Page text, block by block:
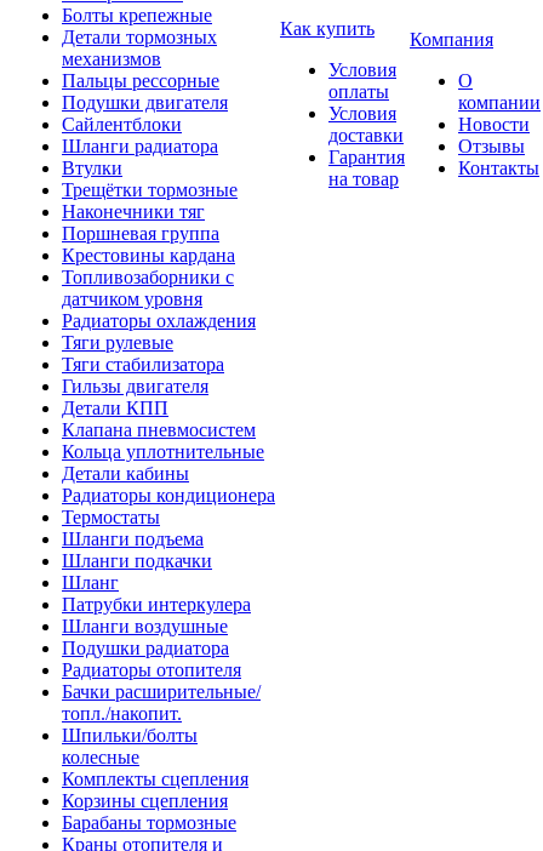
Болты крепежные
Детали тормозных
механизмов
Пальцы рессорные
Подушки двигателя
Сайлентблоки
Шланги радиатора
Втулки
Трещётки тормозные
Наконечники тяг
Поршневая группа
Крестовины кардана
Топливозаборники с
датчиком уровня
Радиаторы охлаждения
Тяги рулевые
Тяги стабилизатора
Гильзы двигателя
Детали КПП
Клапана пневмосистем
Кольца уплотнительные
Детали кабины
Радиаторы кондиционера
Термостаты
Шланги подъема
Шланги подкачки
Шланг
Патрубки интеркулера
Шланги воздушные
Подушки радиатора
Радиаторы отопителя
Бачки расширительные/
топл./накопит.
Шпильки/болты
колесные
Комплекты сцепления
Корзины сцепления
Барабаны тормозные
Краны отопителя и
Как купить
Условия
оплаты
Условия
доставки
Гарантия
на товар
Компания
О
компании
Новости
Отзывы
Контакты